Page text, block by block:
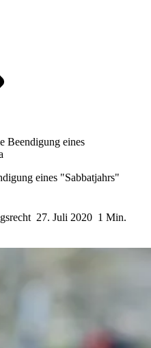
Beendigung eines
eines "Sabbatjahrs"
27. Juli 2020 1 Min.